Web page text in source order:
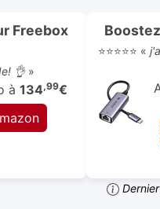
Freebox
👌»
à 134,99€
⭐⭐⭐⭐⭐ «